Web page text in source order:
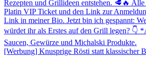
[Werbung] Knusprige Rösti statt klassischer